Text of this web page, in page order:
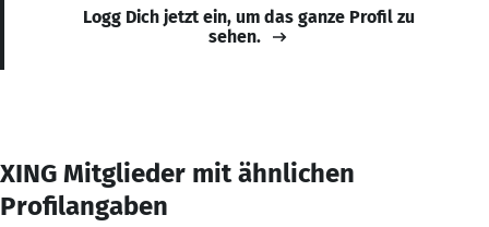
Logg Dich jetzt ein, um das ganze Profil zu
sehen.
XING Mitglieder mit ähnlichen
Profilangaben